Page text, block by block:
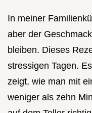
In meiner
aber der
bleiben. Dieses
stressigen Tagen.
zeigt, wie man mit
weniger als zehn